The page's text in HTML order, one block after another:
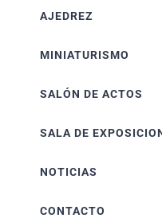
AJEDREZ
MINIATURISMO
SALÓN DE ACTOS
SALA DE
NOTICIAS
CONTACTO